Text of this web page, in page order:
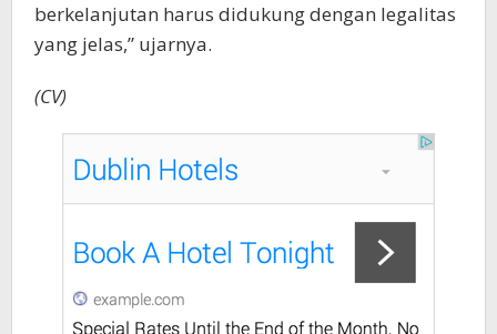
berkelanjutan harus didukung dengan legalitas
yang jelas,” ujarnya.
(CV)